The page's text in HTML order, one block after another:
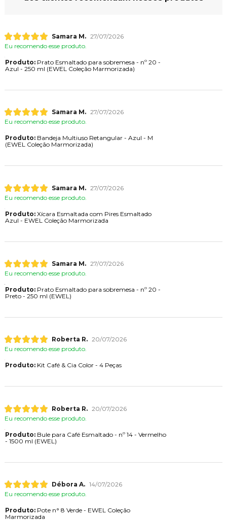
Samara M. 27/07/2026
Eu recomendo esse produto.
Produto:Prato Esmaltado para sobremesa - nº 20 -
Azul - 250 ml (EWEL Coleção Marmorizada)
Samara M. 27/07/2026
Eu recomendo esse produto.
Produto:Bandeja Multiuso Retangular - Azul - M
(EWEL Coleção Marmorizada)
Samara M. 27/07/2026
Eu recomendo esse produto.
Produto:Xícara Esmaltada com Pires Esmaltado
Azul - EWEL Coleção Marmorizada
Samara M. 27/07/2026
Eu recomendo esse produto.
Produto:Prato Esmaltado para sobremesa - nº 20 -
Preto - 250 ml (EWEL)
Roberta R. 20/07/2026
Eu recomendo esse produto.
Produto:Kit Café & Cia Color - 4 Peças
Roberta R. 20/07/2026
Eu recomendo esse produto.
Produto:Bule para Café Esmaltado - nº 14 - Vermelho
- 1500 ml (EWEL)
Débora A. 14/07/2026
Eu recomendo esse produto.
Produto:Pote n° 8 Verde - EWEL Coleção
Marmorizada